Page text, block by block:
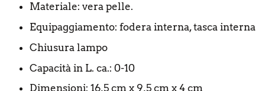
Materiale: vera pelle.
Equipaggiamento: fodera interna, tasca interna
Chiusura lampo
Capacità in L. ca.: 0-10
Dimensioni: 16,5 cm x 9,5 cm x 4 cm